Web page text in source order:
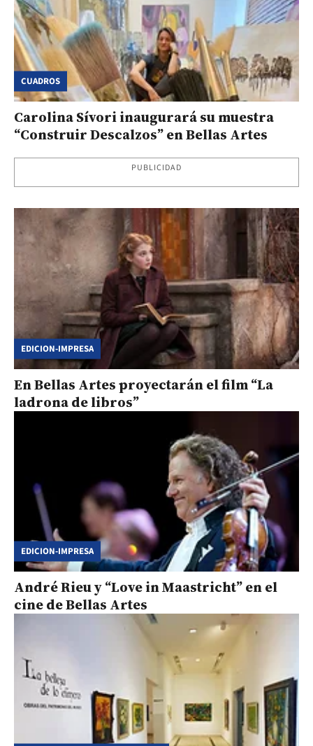
CUADROS
Carolina Sívori inaugurará su muestra
“Construir Descalzos” en Bellas Artes
PUBLICIDAD
EDICION-IMPRESA
En Bellas Artes proyectarán el film “La
ladrona de libros”
EDICION-IMPRESA
André Rieu y “Love in Maastricht” en el
cine de Bellas Artes